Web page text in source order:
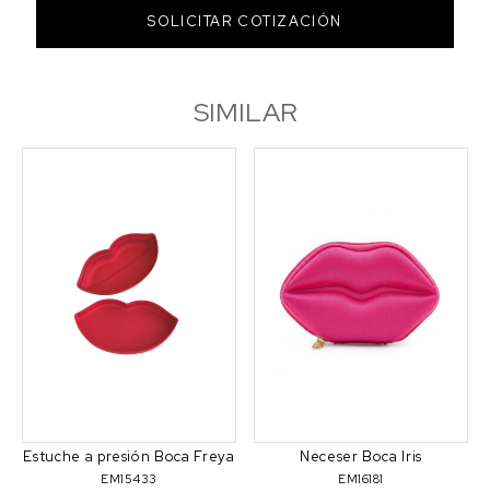
SOLICITAR COTIZACIÓN
SIMILAR
Estuche a presión Boca Freya
EM15433
Neceser Boca Iris
EM16181